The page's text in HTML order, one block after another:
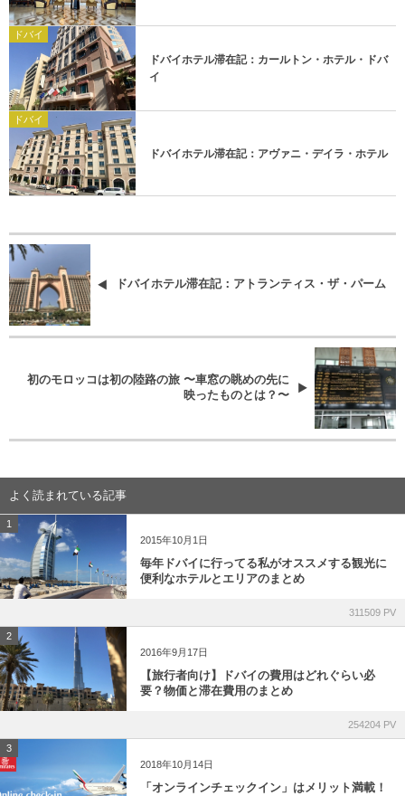
ドバイ
ドバイホテル滞在記：カールトン・ホテル・ドバ
イ
ドバイ
ドバイホテル滞在記：アヴァニ・デイラ・ホテル
ドバイホテル滞在記：アトランティス・ザ・パーム
初のモロッコは初の陸路の旅 〜車窓の眺めの先に
映ったものとは？〜
よく読まれている記事
1
2015年10月1日
毎年ドバイに行ってる私がオススメする観光に
便利なホテルとエリアのまとめ
311509 PV
2
2016年9月17日
【旅行者向け】ドバイの費用はどれぐらい必
要？物価と滞在費用のまとめ
254204 PV
3
2018年10月14日
「オンラインチェックイン」はメリット満載！